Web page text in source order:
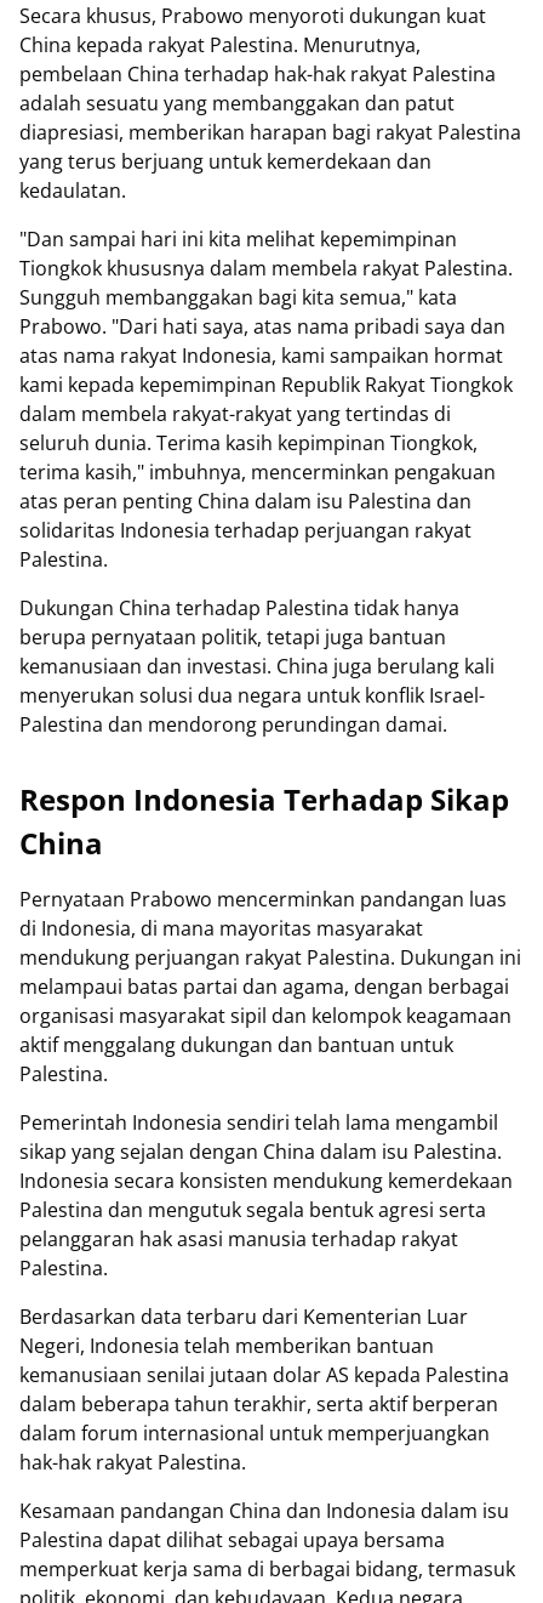
Secara khusus, Prabowo menyoroti dukungan kuat
China kepada rakyat Palestina. Menurutnya,
pembelaan China terhadap hak-hak rakyat Palestina
adalah sesuatu yang membanggakan dan patut
diapresiasi, memberikan harapan bagi rakyat Palestina
yang terus berjuang untuk kemerdekaan dan
kedaulatan.
"Dan sampai hari ini kita melihat kepemimpinan
Tiongkok khususnya dalam membela rakyat Palestina.
Sungguh membanggakan bagi kita semua," kata
Prabowo. "Dari hati saya, atas nama pribadi saya dan
atas nama rakyat Indonesia, kami sampaikan hormat
kami kepada kepemimpinan Republik Rakyat Tiongkok
dalam membela rakyat-rakyat yang tertindas di
seluruh dunia. Terima kasih kepimpinan Tiongkok,
terima kasih," imbuhnya, mencerminkan pengakuan
atas peran penting China dalam isu Palestina dan
solidaritas Indonesia terhadap perjuangan rakyat
Palestina.
Dukungan China terhadap Palestina tidak hanya
berupa pernyataan politik, tetapi juga bantuan
kemanusiaan dan investasi. China juga berulang kali
menyerukan solusi dua negara untuk konflik Israel-
Palestina dan mendorong perundingan damai.
Respon Indonesia Terhadap Sikap
China
Pernyataan Prabowo mencerminkan pandangan luas
di Indonesia, di mana mayoritas masyarakat
mendukung perjuangan rakyat Palestina. Dukungan ini
melampaui batas partai dan agama, dengan berbagai
organisasi masyarakat sipil dan kelompok keagamaan
aktif menggalang dukungan dan bantuan untuk
Palestina.
Pemerintah Indonesia sendiri telah lama mengambil
sikap yang sejalan dengan China dalam isu Palestina.
Indonesia secara konsisten mendukung kemerdekaan
Palestina dan mengutuk segala bentuk agresi serta
pelanggaran hak asasi manusia terhadap rakyat
Palestina.
Berdasarkan data terbaru dari Kementerian Luar
Negeri, Indonesia telah memberikan bantuan
kemanusiaan senilai jutaan dolar AS kepada Palestina
dalam beberapa tahun terakhir, serta aktif berperan
dalam forum internasional untuk memperjuangkan
hak-hak rakyat Palestina.
Kesamaan pandangan China dan Indonesia dalam isu
Palestina dapat dilihat sebagai upaya bersama
memperkuat kerja sama di berbagai bidang, termasuk